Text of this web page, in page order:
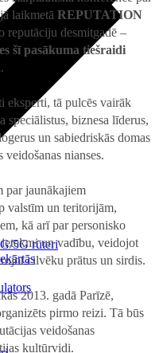
5G rūteri
laikmetā REPUTATION
reputāciju desmitgadē –
šī pasākuma tiešraidi
.
eksperti, tā pulcēs vairāk
speciālistus, biznesa līderus,
un sabiedriskās domas
nianses.
par jaunākajiem
valstīm un teritorijām,
kā arī par personisko
un vadību, veidojot
cilvēku prātus un sirdis.
2013. gadā Parīzē,
pirmo reizi. Tā būs
veidošanas
kultūrvidi.